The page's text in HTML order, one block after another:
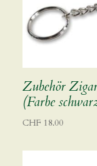
Zubehör
(Farbe
CHF 18.00